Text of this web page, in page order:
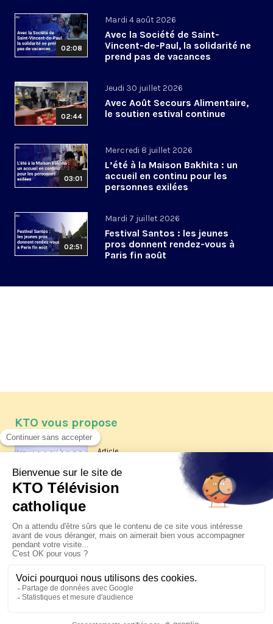
02:08
Mardi 4 août 2026
Avec la Société de Saint-
Vincent-de-Paul, la solidarité ne
prend pas de vacances
02:44
Jeudi 30 juillet 2026
Avec Août Secours Alimentaire,
le soutien estival continue
03:01
Mercredi 8 juillet 2026
L’été à la Maison Bakhita : un
accueil en continu pour les
personnes exilées
02:51
Mardi 7 juillet 2026
Festival Santos : les jeunes
pros donnent rendez-vous à
Paris fin août
KTO vous propose
Article
Les reportages d'été 2026 de KTO
La visite pastorale du pape Léon
XIV à Assise à suivre sur KTO le
jeudi 6 août
Le pape en Uruguay, Argentine et
Pérou du 6 au 17 novembre 2026